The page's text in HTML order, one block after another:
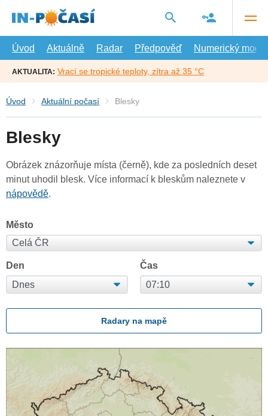
hlavní
Úvod
Aktuálně Radar Předpověď Numerický model
AKTUALITA: Vrací se tropické teploty, zítra až 35 °C
Úvod Aktuální počasí Blesky
Blesky
Obrázek znázorňuje místa (černě), kde za posledních deset
minut uhodil blesk. Více informací k bleskům naleznete v
nápovědě.
Město
Den Čas
Radary na mapě